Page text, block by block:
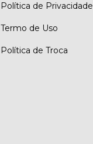
Política de Privacidade
Termo de Uso
Política de Troca